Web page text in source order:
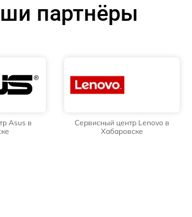
партнёры
Asus в
Сервисный центр Lenovo в
Хабаровске